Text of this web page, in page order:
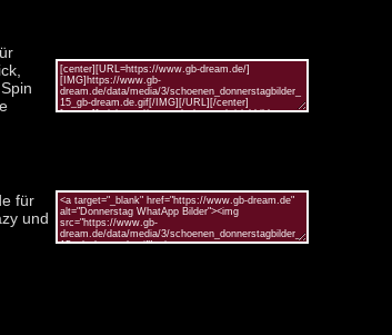
für
und